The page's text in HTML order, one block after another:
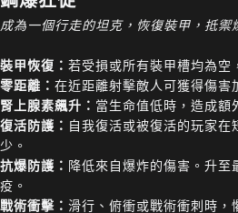
成為一個行走的坦克，恢復裝甲，抵禦
裝甲恢復： 若受損或所有裝甲槽均為空
零距離： 在近距離射擊敵人可獲得傷害
腎上腺素飆升： 當生命值低時，造成額
復活防護： 自我復活或被復活的玩家在
少。
抗爆防護： 降低來自爆炸的傷害。升至
疫。
戰術衝擊： 滑行、俯衝或戰術衝刺時，